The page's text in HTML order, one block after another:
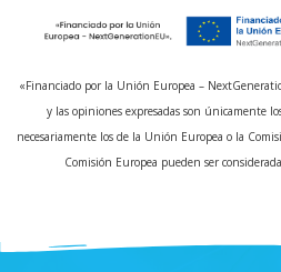
«Financiado por la Unión Europea –
y las opiniones expresadas son únicamente
necesariamente los de la Unión Europea o la
Comisión Europea pueden ser